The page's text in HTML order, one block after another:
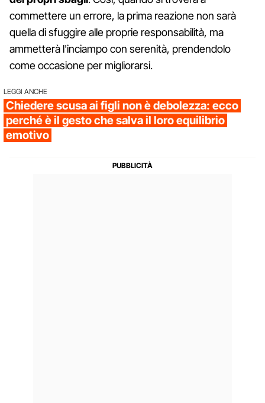
commettere un errore, la prima reazione non sarà
quella di sfuggire alle proprie responsabilità, ma
ammetterà l'inciampo con serenità, prendendolo
come occasione per migliorarsi.
LEGGI ANCHE
Chiedere scusa ai figli non è debolezza: ecco
perché è il gesto che salva il loro equilibrio
emotivo